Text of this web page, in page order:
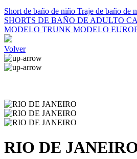
Short de baño de niño Traje de baño de
SHORTS DE BAÑO DE ADULTO
MODELO TRUNK MODELO
Volver
RIO DE